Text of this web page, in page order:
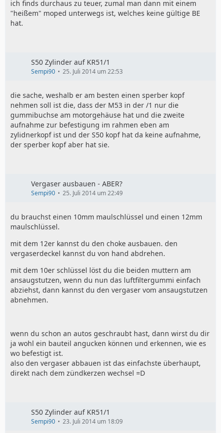
ich finds durchaus zu teuer, zumal man dann mit einem
"heißem" moped unterwegs ist, welches keine gültige BE
hat.
S50 Zylinder auf KR51/1
Sempi90 25. Juli 2014 um 22:53
die sache, weshalb er am besten einen sperber kopf
nehmen soll ist die, dass der M53 in der /1 nur die
gummibuchse am motorgehäuse hat und die zweite
aufnahme zur befestigung im rahmen eben am
zylidnerkopf ist und der S50 kopf hat da keine aufnahme,
der sperber kopf aber hat sie.
Vergaser ausbauen - ABER?
Sempi90 25. Juli 2014 um 22:49
du brauchst einen 10mm maulschlüssel und einen 12mm
maulschlüssel.
mit dem 12er kannst du den choke ausbauen. den
vergaserdeckel kannst du von hand abdrehen.
mit dem 10er schlüssel löst du die beiden muttern am
ansaugstutzen, wenn du nun das luftfiltergummi einfach
abziehst, dann kannst du den vergaser vom ansaugstutzen
abnehmen.
wenn du schon an autos geschraubt hast, dann wirst du dir
ja wohl ein bauteil angucken können und erkennen, wie es
wo befestigt ist.
also den vergaser abbauen ist das einfachste überhaupt,
direkt nach dem zündkerzen wechsel =D
S50 Zylinder auf KR51/1
Sempi90 23. Juli 2014 um 18:09